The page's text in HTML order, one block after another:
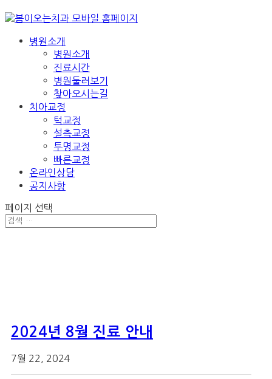
병원소개
병원소개
진료시간
병원둘러보기
찾아오시는길
치아교정
턱교정
설측교정
투명교정
빠른교정
온라인상담
공지사항
페이지 선택
2024년 8월 진료 안내
7월 22, 2024